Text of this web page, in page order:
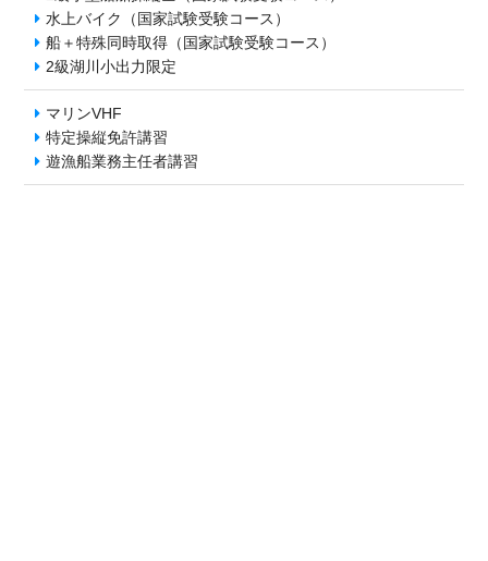
水上バイク（国家試験受験コース）
船＋特殊同時取得（国家試験受験コース）
2級湖川小出力限定
マリンVHF
特定操縦免許講習
遊漁船業務主任者講習